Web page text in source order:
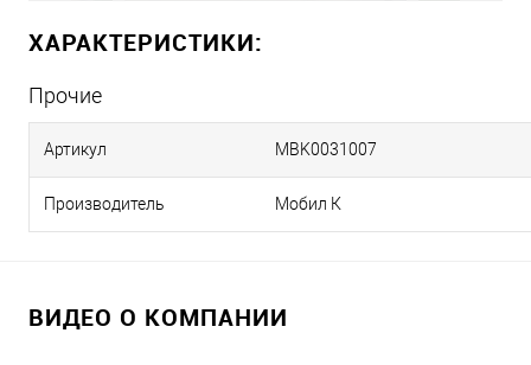
ХАРАКТЕРИСТИКИ:
Прочие
Артикул MBK0031007
Производитель Мобил К
ВИДЕО О КОМПАНИИ